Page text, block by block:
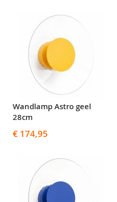
Wandlamp Astro geel
28cm
€ 174,95